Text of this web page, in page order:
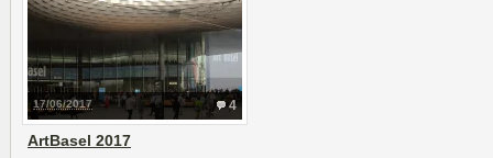
4
17/06/2017
ArtBasel 2017